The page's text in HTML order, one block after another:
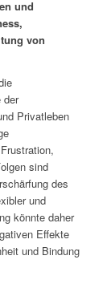
und
von
der
Privatleben
sind
des
und
könnte daher
Effekte
und Bindung